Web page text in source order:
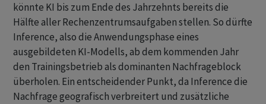
könnte KI bis zum Ende des Jahrzehnts bereits die
Hälfte aller Rechenzentrumsaufgaben stellen. So dürfte
Inference, also die Anwendungsphase eines
ausgebildeten KI-Modells, ab dem kommenden Jahr
den Trainingsbetrieb als dominanten Nachfrageblock
überholen. Ein entscheidender Punkt, da Inference die
Nachfrage geografisch verbreitert und zusätzliche